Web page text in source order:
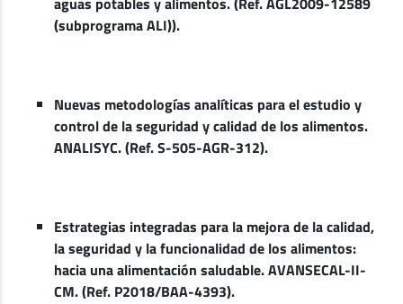
(subprograma ALI)).
Nuevas metodologías analíticas para el estudio y
control de la seguridad y calidad de los alimentos.
ANALISYC. (Ref. S-505-AGR-312).
Estrategias integradas para la mejora de la calidad,
la seguridad y la funcionalidad de los alimentos:
hacia una alimentación saludable. AVANSECAL-II-
CM. (Ref. P2018/BAA-4393).